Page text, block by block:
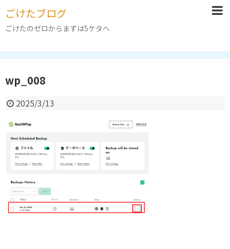
ごけたブログ
ごけたのゼロからまずは5ケタへ
wp_008
2025/3/13